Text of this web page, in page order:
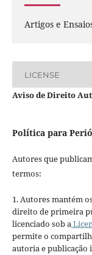
Artigos e
LICENSE
Aviso de Direito
Política para
Autores que
termos:
1. Autores mantém
direito de primeira
licenciado sob a
permite o
autoria e publicação